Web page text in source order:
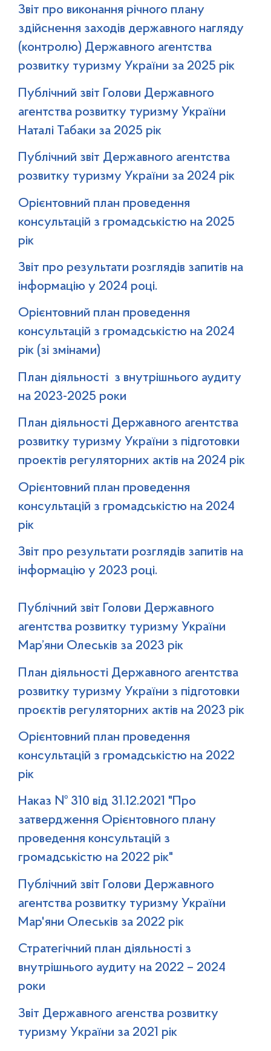
Звіт про виконання річного плану
здійснення заходів державного нагляду
(контролю) Державного агентства
розвитку туризму України за 2025 рік
Публічний звіт Голови Державного
агентства розвитку туризму України
Наталі Табаки за 2025 рік
Публічний звіт Державного агентства
розвитку туризму України за 2024 рік
Орієнтовний план проведення
консультацій з громадськістю на 2025
рік
Звіт про результати розглядів запитів на
інформацію у 2024 році.
Орієнтовний план проведення
консультацій з громадськістю на 2024
рік (зі змінами)
План діяльності з внутрішнього аудиту
на 2023-2025 роки
План діяльності Державного агентства
розвитку туризму України з підготовки
проектів регуляторних актів на 2024 рік
Орієнтовний план проведення
консультацій з громадськістю на 2024
рік
Звіт про результати розглядів запитів на
інформацію у 2023 році.
Публічний звіт Голови Державного
агентства розвитку туризму України
Мар’яни Олеськів за 2023 рік
План діяльності Державного агентства
розвитку туризму України з підготовки
проєктів регуляторних актів на 2023 рік
Орієнтовний план проведення
консультацій з громадськістю на 2022
рік
Наказ № 310 від 31.12.2021 "Про
затвердження Орієнтовного плану
проведення консультацій з
громадськістю на 2022 рік"
Публічний звіт Голови Державного
агентства розвитку туризму України
Мар'яни Олеськів за 2022 рік
Стратегічний план діяльності з
внутрішнього аудиту на 2022 – 2024
роки
Звіт Державного агенства розвитку
туризму України за 2021 рік